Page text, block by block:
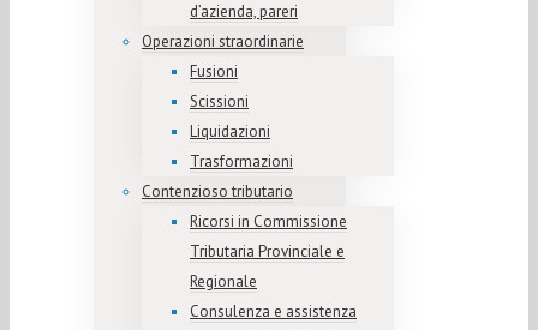
d’azienda, pareri
Operazioni straordinarie
Fusioni
Scissioni
Liquidazioni
Trasformazioni
Contenzioso tributario
Ricorsi in Commissione
Tributaria Provinciale e
Regionale
Consulenza e assistenza